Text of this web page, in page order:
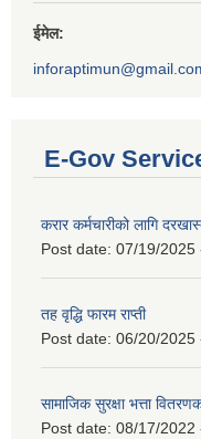
ईमेल:
E-Gov
करार कर्मचारीको लागि
Post date: 07/19/2025
तह वृद्धि फारम राप्ती
Post date: 06/20/2025
सामाजिक सुरक्षा भत्ता
Post date: 08/17/2022